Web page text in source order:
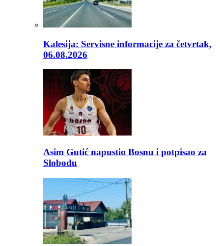
Kalesija: Servisne informacije za četvrtak,
06.08.2026
Asim Gutić napustio Bosnu i potpisao za
Slobodu